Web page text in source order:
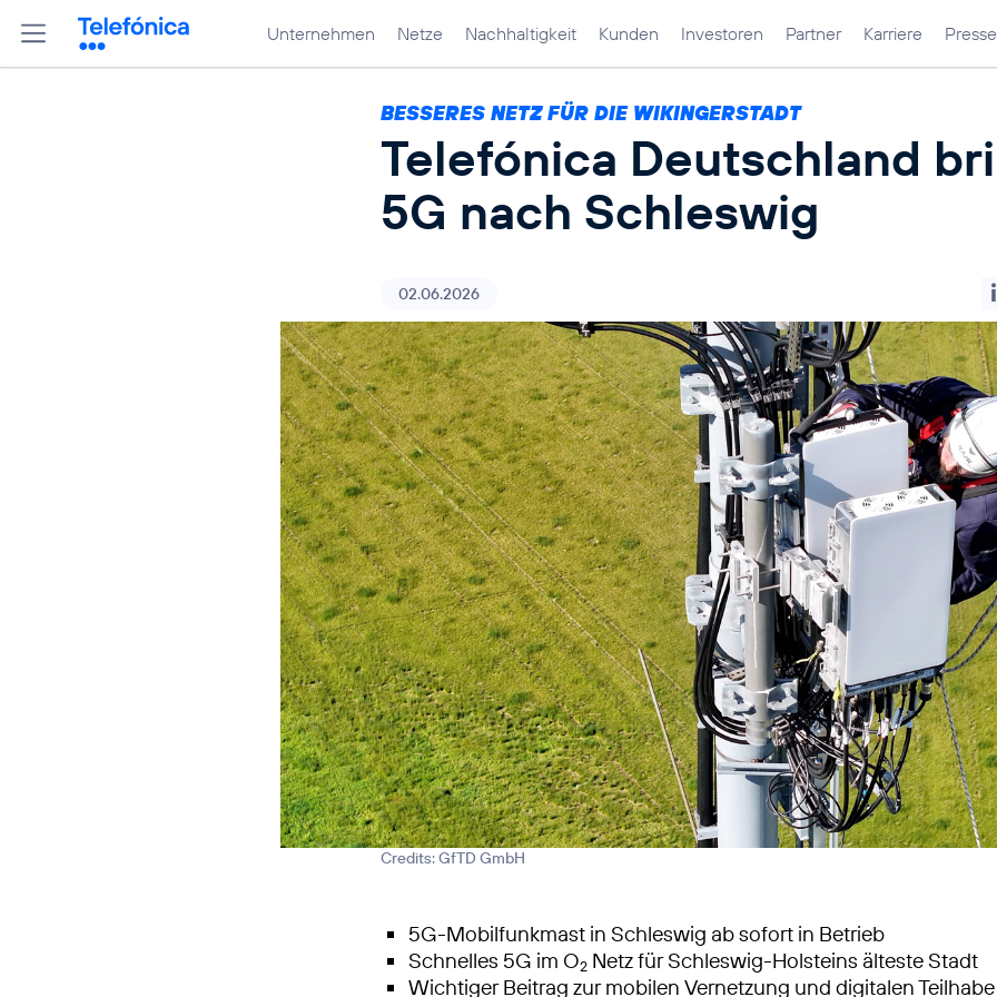
Unternehmen Netze Nachhaltigkeit Kunden Investoren Partner Karriere Presse
BESSERES NETZ FÜR DIE WIKINGERSTADT
Telefónica Deutschland
5G nach Schleswig
02.06.2026
Credits: GfTD GmbH
5G-Mobilfunkmast in Schleswig ab sofort in Betrieb
Schnelles 5G im O2 Netz für Schleswig-Holsteins älteste Stadt
Wichtiger Beitrag zur mobilen Vernetzung und digitalen